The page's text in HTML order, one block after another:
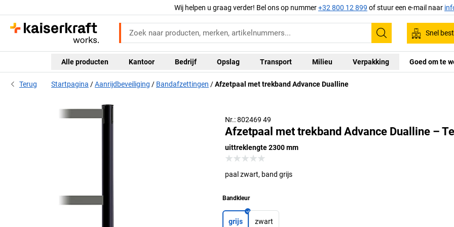
Wij helpen u graag verder! Bel ons op nummer+32 800 12 899 of stuur een e-mail naar
Zoeken
Snel
Alle producten Kantoor Bedrijf Opslag Transport Milieu Verpakking Goed om te
Terug Startpagina Aanrijdbeveiliging Bandafzettingen Afzetpaal met trekband Advance Dualline
Nr.: 802469 49
Afzetpaal met trekband Advance Dualline –
uittreklengte 2300 mm
paal zwart, band grijs
Bandkleur
grijs zwart